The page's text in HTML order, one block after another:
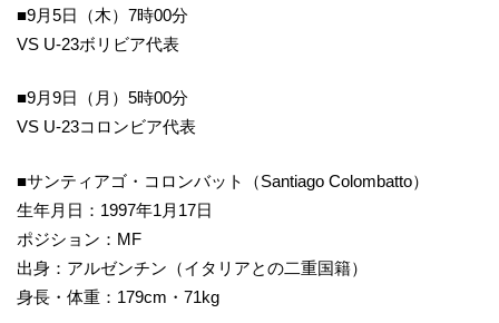
■9月5日（木）7時00分
VS U-23ボリビア代表
■9月9日（月）5時00分
VS U-23コロンビア代表
■サンティアゴ・コロンバット（Santiago Colombatto）
生年月日：1997年1月17日
ポジション：MF
出身：アルゼンチン（イタリアとの二重国籍）
身長・体重：179cm・71kg